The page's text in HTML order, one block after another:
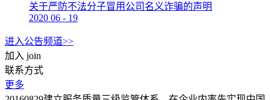
关于严防不法分子冒用公司名义诈骗的声明
2020 06 - 19
进入公告频道>>
加入 join
联系方式
更多